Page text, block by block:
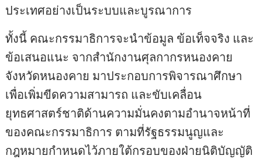
ประเทศอย่างเป็นระบบและบูรณาการ
ทั้งนี้ คณะกรรมาธิการจะนำข้อมูล ข้อเท็จจริง และ
ข้อเสนอแนะ จากสำนักงานศุลกากรหนองคาย
จังหวัดหนองคาย มาประกอบการพิจารณาศึกษา
เพื่อเพิ่มขีดความสามารถ และขับเคลื่อน
ยุทธศาสตร์ชาติด้านความมั่นคงตามอำนาจหน้าที่
ของคณะกรรมาธิการ ตามที่รัฐธรรมนูญและ
กฎหมายกำหนดไว้ภายใต้กรอบของฝ่ายนิติบัญญัติ